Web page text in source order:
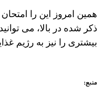
همین امروز این را
ذکر شده در بالا، می
بیشتری را نیز به رژیم
منبع: